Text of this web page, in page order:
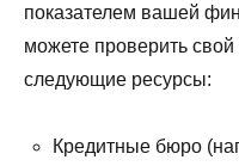
показателем вашей
можете проверить свой
следующие ресурсы:
Кредитные бюро